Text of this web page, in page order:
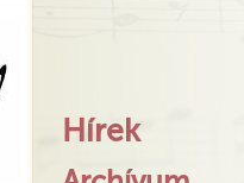
Hírek